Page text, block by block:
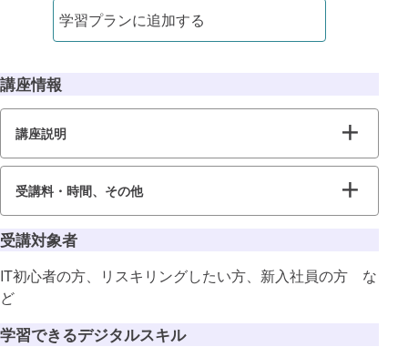
学習プランに追加する
講座情報
講座説明
受講料・時間、その他
受講対象者
IT初心者の方、リスキリングしたい方、新入社員の方 な
ど
学習できるデジタルスキル